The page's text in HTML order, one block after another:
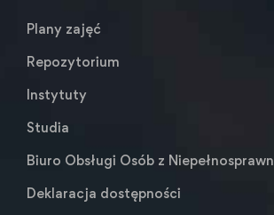
Plany zajęć
Repozytorium
Instytuty
Studia
Biuro Obsługi Osób z
Deklaracja dostępności